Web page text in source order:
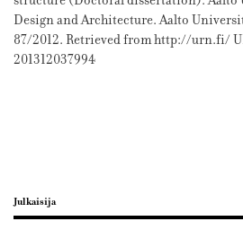
Design and Architecture. Aalto
87/2012. Retrieved from http://urn.fi/
201312037994
Julkaisija